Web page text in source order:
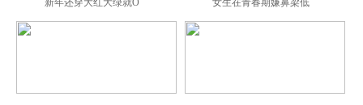
新年还穿大红大绿就O 女生在青春期嫌鼻梁低